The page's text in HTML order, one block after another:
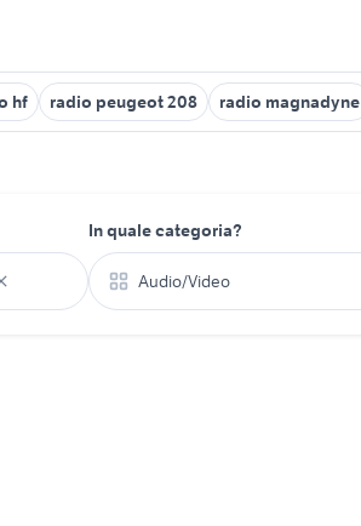
hf radio peugeot 208 radio magnadyne
In quale categoria?
Audio/Video